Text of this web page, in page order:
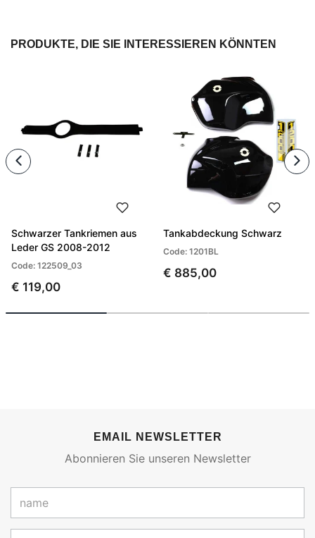
PRODUKTE, DIE SIE INTERESSIEREN KÖNNTEN
Schwarzer Tankriemen aus
Leder GS 2008-2012
Code: 122509_03
€ 119,00
Tankabdeckung Schwarz
Code: 1201BL
€ 885,00
EMAIL NEWSLETTER
Abonnieren Sie unseren Newsletter